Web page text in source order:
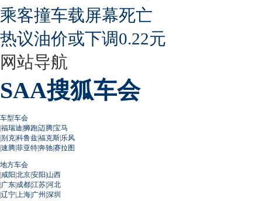
乘客撞车载屏幕死亡
热议油价或下调0.22元
网站导航
SAA搜狐车会
车型车会
|福瑞迪|狮跑|迈腾|宝马
|别克|科鲁兹|福克斯|乐风
|速腾|菲亚特|奔驰|赛拉图
地方车会
|咸阳|北京|安阳|山西
|广东|成都|江苏|河北
|辽宁| 上海|广州 |深圳